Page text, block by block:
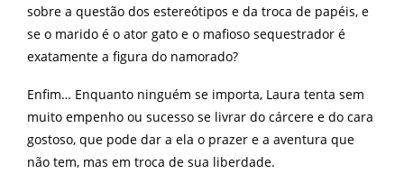
sobre a questão dos estereótipos e da troca de papéis, e
se o marido é o ator gato e o mafioso sequestrador é
exatamente a figura do namorado?
Enfim… Enquanto ninguém se importa, Laura tenta sem
muito empenho ou sucesso se livrar do cárcere e do cara
gostoso, que pode dar a ela o prazer e a aventura que
não tem, mas em troca de sua liberdade.